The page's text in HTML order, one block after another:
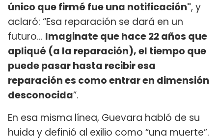
único que firmé fue una notificación", y
aclaró: “Esa reparación se dará en un
futuro… Imaginate que hace 22 años que
apliqué (a la reparación), el tiempo que
puede pasar hasta recibir esa
reparación es como entrar en dimensión
desconocida”.
En esa misma línea, Guevara habló de su
huida y definió al exilio como “una muerte”.